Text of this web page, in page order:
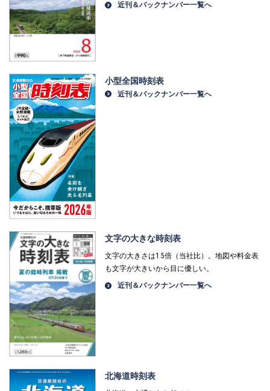
近刊＆バックナンバー一覧へ
小型全国時刻表
近刊＆バックナンバー一覧へ
文字の大きな時刻表
文字の大きさは1.5倍（当社比）。地図や料金表
も文字が大きいから目に優しい。
近刊＆バックナンバー一覧へ
北海道時刻表